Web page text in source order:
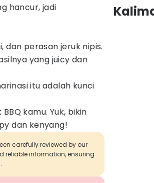
hancur, jadi
dan perasan jeruk nipis.
yang juicy dan
itu adalah kunci
kamu. Yuk, bikin
dan kenyang!
carefully reviewed by our
reliable information, ensuring